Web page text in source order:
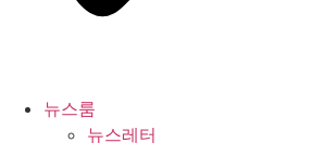
뉴스룸
뉴스레터